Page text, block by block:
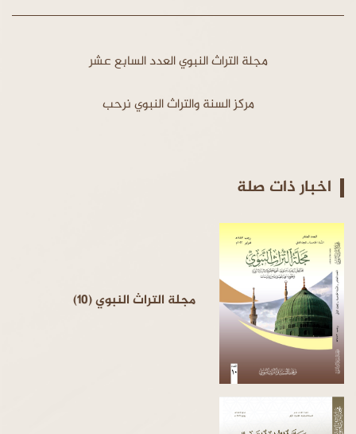
مجلة التراث النبوي العدد السابع عشر
مركز السنة والتراث النبوي نرحب
اخبار ذات صلة
مجلة التراث النبوي (10)